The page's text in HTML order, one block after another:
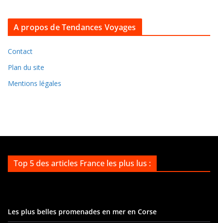
i
v
e
A propos de Tendances Voyages
Contact
Plan du site
Mentions légales
Top 5 des articles France les plus lus :
Les plus belles promenades en mer en Corse